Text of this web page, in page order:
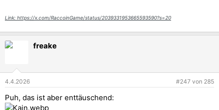
Link: https://x.com/RaccoinGame/status/2039331953665593590?s=20
freake
4.4.2026 #247 von 285
Puh, das ist aber enttäuschend: